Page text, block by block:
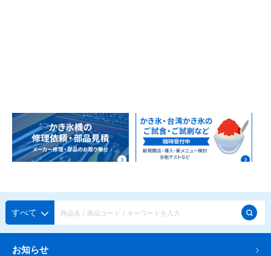
すべて
お知らせ